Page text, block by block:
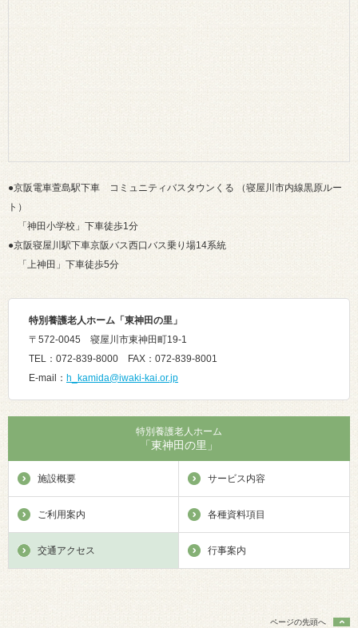
●京阪電車萱島駅下車 コミュニティバスタウンくる （寝屋川市内線黒原ルー
ト）
「神田小学校」下車徒歩1分
●京阪寝屋川駅下車京阪バス西口バス乗り場14系統
「上神田」下車徒歩5分
特別養護老人ホーム「東神田の里」
〒572-0045 寝屋川市東神田町19-1
TEL：072-839-8000 FAX：072-839-8001
E-mail： h_kamida@iwaki-kai.or.jp
特別養護老人ホーム
「東神田の里」
施設概要 サービス内容
ご利用案内 各種資料項目
交通アクセス 行事案内
ページの先頭へ